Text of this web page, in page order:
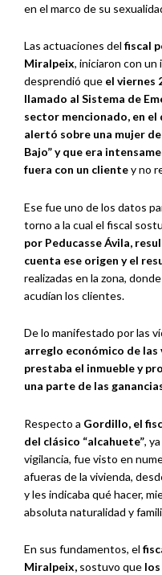
en el marco de su
Las actuaciones del fiscal
Miralpeix, iniciaron con un
desprendió que el viernes
llamado al Sistema de
sector mencionado, en el
alertó sobre una mujer
Bajo” y que era
fuera con un clientey no
Ese fue uno de los datos
torno a la cual el fiscal
por Peducasse Ávila,
cuenta ese origen y el
realizadas en la zona,
acudían los clientes.
De lo manifestado por las
arreglo económico de
prestaba el inmueble y
una parte de las
Respecto a Gordillo, el
del clásico “alcahuete”,
vigilancia, fue visto en
afueras de la vivienda,
y les indicaba qué hacer,
absoluta naturalidad y
En sus fundamentos, el
Miralpeix, sostuvo que